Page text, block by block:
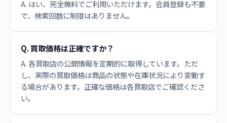
A. はい、完全無料でご利用いただけます。会員登録も不要
で、検索回数に制限はありません。
Q. 買取価格は正確ですか？
A. 各買取店の公開情報を定期的に取得しています。ただ
し、実際の買取価格は商品の状態や在庫状況により変動す
る場合があります。正確な価格は各買取店でご確認くださ
い。